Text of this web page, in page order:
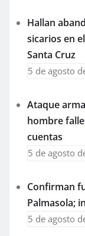
Hallan
sicarios en
Santa Cruz
5 de agosto
Ataque
hombre
cuentas
5 de agosto
Confirman
Palmasola;
5 de agosto